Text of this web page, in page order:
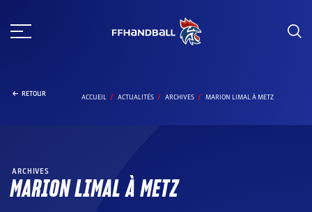
au
RETOUR ACCUEIL ACTUALITÉS ARCHIVES MARION LIMAL À METZ
ARCHIVES
MARION LIMAL À METZ